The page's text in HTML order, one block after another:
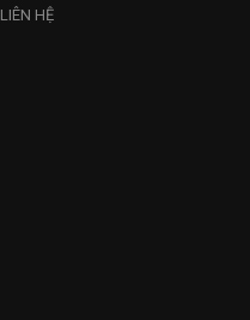
LIÊN HỆ